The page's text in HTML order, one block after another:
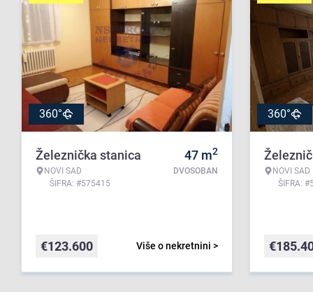
360°
Železnička stanica
NOVI SAD
ŠIFRA: #575415
47 m2
DVOSOBAN
Više o nekretnini >
€123.600
360°
NOVI SAD
ŠIFRA:
€